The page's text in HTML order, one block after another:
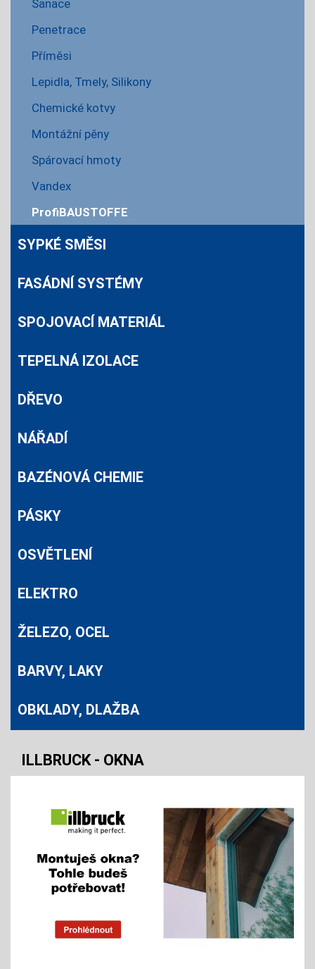
Sanace
Penetrace
Příměsi
Lepidla, Tmely, Silikony
Chemické kotvy
Montážní pěny
Spárovací hmoty
Vandex
ProfiBAUSTOFFE
SYPKÉ SMĚSI
FASÁDNÍ SYSTÉMY
SPOJOVACÍ MATERIÁL
TEPELNÁ IZOLACE
DŘEVO
NÁŘADÍ
BAZÉNOVÁ CHEMIE
PÁSKY
OSVĚTLENÍ
ELEKTRO
ŽELEZO, OCEL
BARVY, LAKY
OBKLADY, DLAŽBA
ILLBRUCK - OKNA